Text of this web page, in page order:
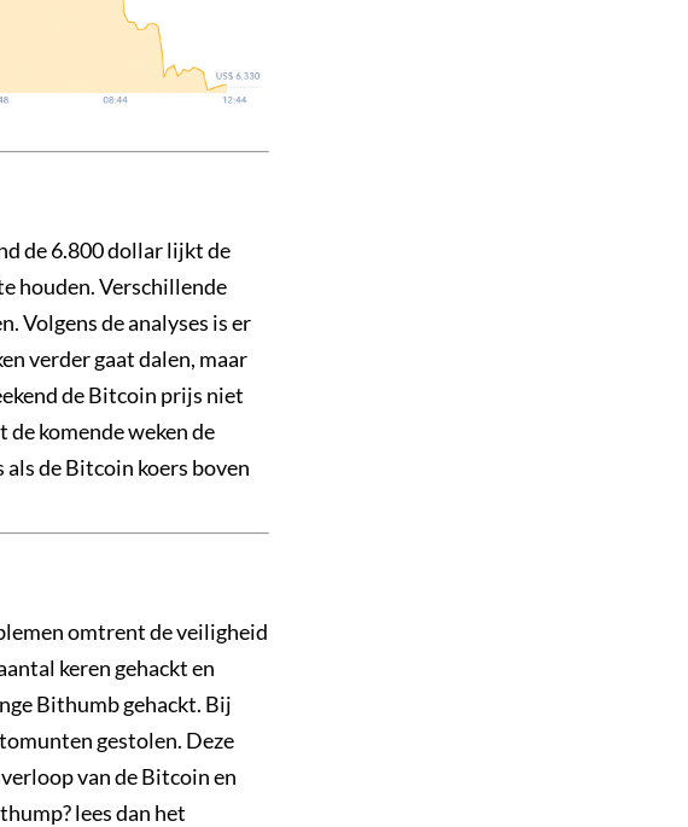
de 6.800 dollar lijkt de
houden. Verschillende
Volgens de analyses is er
verder gaat dalen, maar
de Bitcoin prijs niet
de komende weken de
de Bitcoin koers boven
omtrent de veiligheid
keren gehackt en
Bithumb gehackt. Bij
gestolen. Deze
van de Bitcoin en
lees dan het